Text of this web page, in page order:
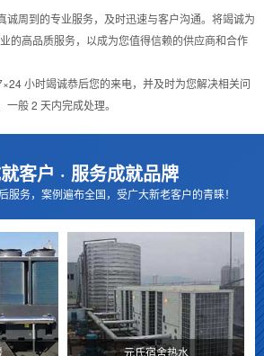
诚周到的专业服务，及时迅速与客户沟通。将竭诚为
的高品质服务，以成为您值得信赖的供应商和合作
小时竭诚恭后您的来电，并及时为您解决相关问
般 2 天内完成处理。
客户 · 服务成就品牌
服务，案例遍布全国，受广大新老客户的青睐！
元氏宿舍热水